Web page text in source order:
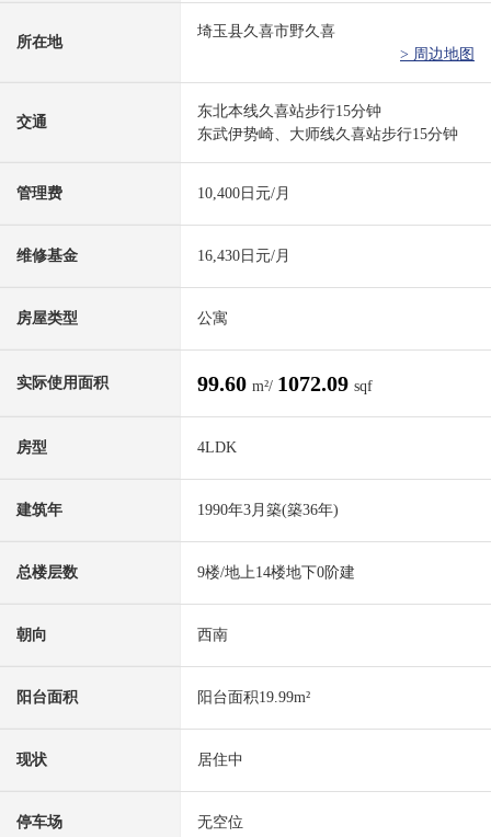
所在地
埼玉县久喜市野久喜
> 周边地图
交通
东北本线久喜站步行15分钟
东武伊势崎、大师线久喜站步行15分钟
管理费 10,400日元/月
维修基金 16,430日元/月
房屋类型 公寓
实际使用面积 99.60 m²/ 1072.09 sqf
房型 4LDK
建筑年 1990年3月築(築36年)
总楼层数 9楼/地上14楼地下0阶建
朝向 西南
阳台面积 阳台面积19.99m²
现状 居住中
停车场 无空位